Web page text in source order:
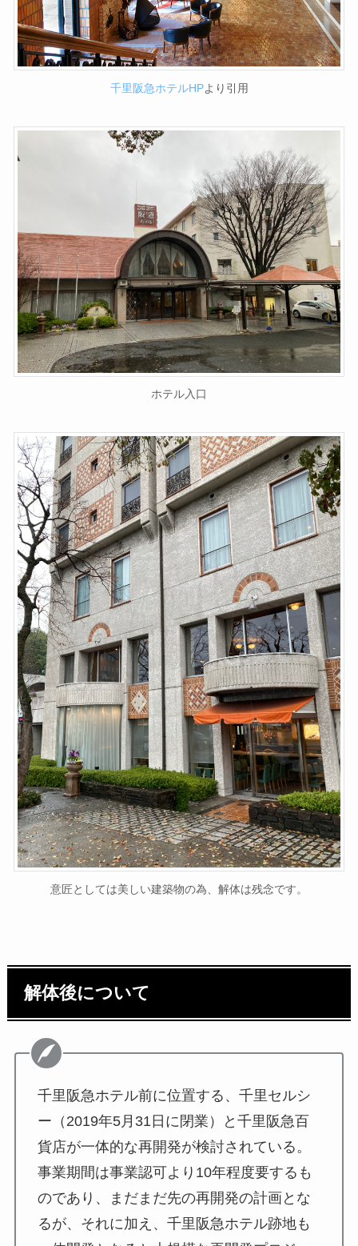
千里阪急ホテルHPより引用
ホテル入口
意匠としては美しい建築物の為、解体は残念です。
解体後について
千里阪急ホテル前に位置する、千里セルシ
ー（2019年5月31日に閉業）と千里阪急百
貨店が一体的な再開発が検討されている。
事業期間は事業認可より10年程度要するも
のであり、まだまだ先の再開発の計画とな
るが、それに加え、千里阪急ホテル跡地も